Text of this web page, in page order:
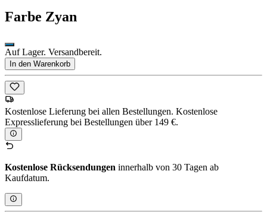
Farbe Zyan
Auf Lager. Versandbereit.
In den Warenkorb
Kostenlose Lieferung bei allen Bestellungen. Kostenlose
Expresslieferung bei Bestellungen über 149 €.
Kostenlose Rücksendungen innerhalb von 30 Tagen ab
Kaufdatum.